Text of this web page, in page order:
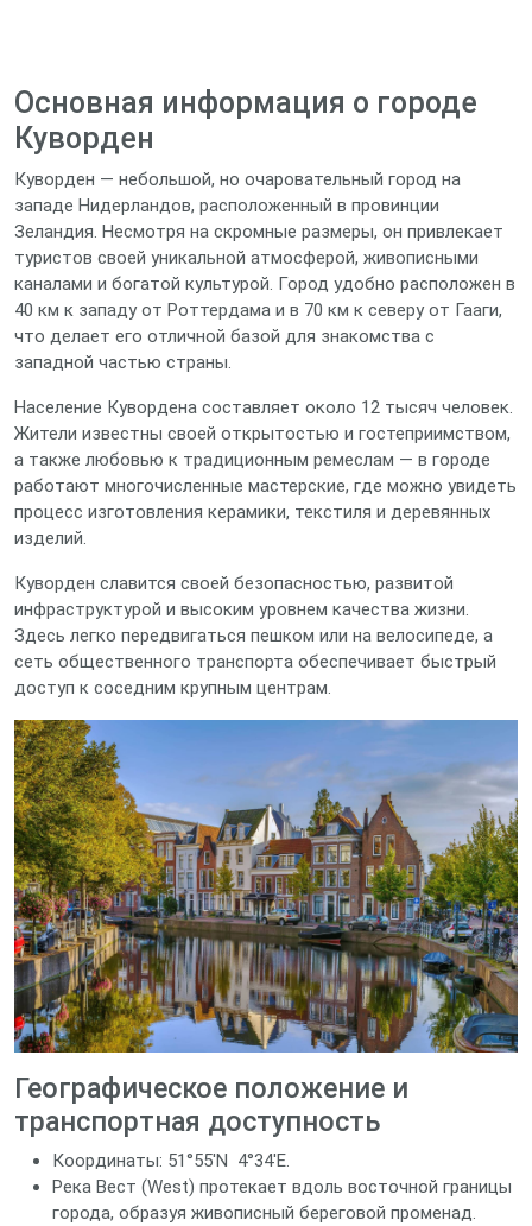
Основная информация о городе
Куворден
Куворден — небольшой, но очаровательный город на
западе Нидерландов, расположенный в провинции
Зеландия. Несмотря на скромные размеры, он привлекает
туристов своей уникальной атмосферой, живописными
каналами и богатой культурой. Город удобно расположен в
40 км к западу от Роттердама и в 70 км к северу от Гааги,
что делает его отличной базой для знакомства с
западной частью страны.
Население Куворденa составляет около 12 тысяч человек.
Жители известны своей открытостью и гостеприимством,
а также любовью к традиционным ремеслам — в городе
работают многочисленные мастерские, где можно увидеть
процесс изготовления керамики, текстиля и деревянных
изделий.
Куворден славится своей безопасностью, развитой
инфраструктурой и высоким уровнем качества жизни.
Здесь легко передвигаться пешком или на велосипеде, а
сеть общественного транспорта обеспечивает быстрый
доступ к соседним крупным центрам.
Географическое положение и
транспортная доступность
Координаты: 51°55′N 4°34′E.
Река Вест (West) протекает вдоль восточной границы
города, образуя живописный береговой променад.